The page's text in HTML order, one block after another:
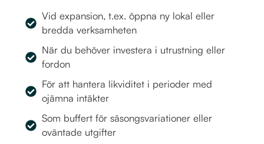
Vid expansion, t.ex. öppna ny lokal eller
bredda verksamheten
När du behöver investera i utrustning eller
fordon
För att hantera likviditet i perioder med
ojämna intäkter
Som buffert för säsongsvariationer eller
oväntade utgifter